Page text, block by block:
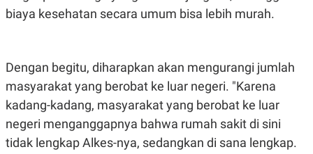
biaya kesehatan secara umum bisa lebih murah.
Dengan begitu, diharapkan akan mengurangi jumlah
masyarakat yang berobat ke luar negeri. "Karena
kadang-kadang, masyarakat yang berobat ke luar
negeri menganggapnya bahwa rumah sakit di sini
tidak lengkap Alkes-nya, sedangkan di sana lengkap.